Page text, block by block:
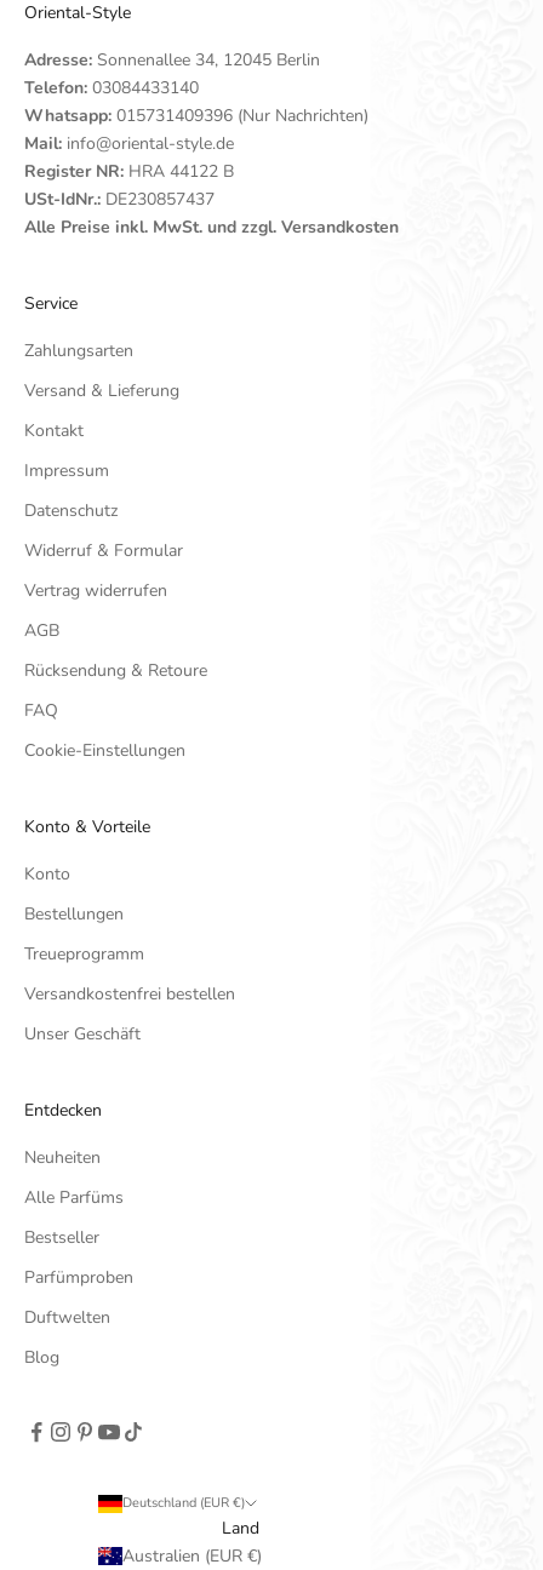
Oriental-Style
Adresse: Sonnenallee 34, 12045 Berlin
Telefon: 03084433140
Whatsapp: 015731409396 (Nur Nachrichten)
Mail: info@oriental-style.de
Register NR: HRA 44122 B
USt-IdNr.: DE230857437
Alle Preise inkl. MwSt. und zzgl. Versandkosten
Service
Zahlungsarten
Versand & Lieferung
Kontakt
Impressum
Datenschutz
Widerruf & Formular
Vertrag widerrufen
AGB
Rücksendung & Retoure
FAQ
Cookie-Einstellungen
Konto & Vorteile
Konto
Bestellungen
Treueprogramm
Versandkostenfrei bestellen
Unser Geschäft
Entdecken
Neuheiten
Alle Parfüms
Bestseller
Parfümproben
Duftwelten
Blog
Deutschland (EUR €)
Land
Australien (EUR €)